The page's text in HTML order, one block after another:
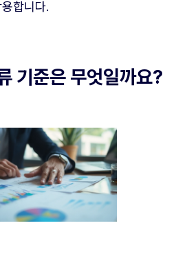
합니다.
기준은 무엇일까요?